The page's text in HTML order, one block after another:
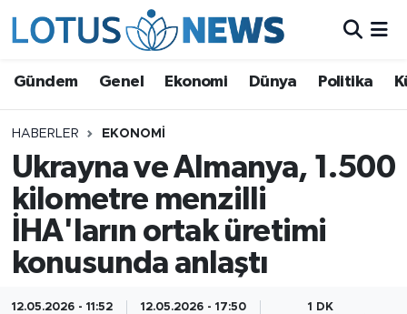
Gündem Genel Ekonomi Dünya Politika
HABERLER EKONOMI
Ukrayna ve Almanya, 1.500
kilometre menzilli
İHA'ların ortak üretimi
konusunda anlaştı
12.05.2026 - 11:52 12.05.2026 - 17:50 1 DK
Ekonomi
Dünya
Politika
Kültür - Sanat ve Tarih
Yaşam